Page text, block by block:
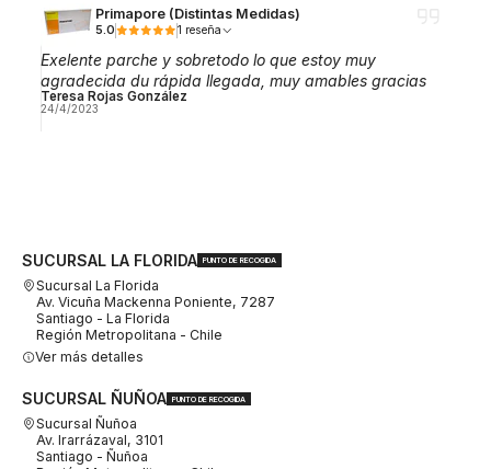
Primapore (Distintas Medidas)
5.0 1 reseña
Exelente parche y sobretodo lo que estoy muy
agradecida du rápida llegada, muy amables gracias
Teresa Rojas González
24/4/2023
SUCURSAL LA FLORIDA PUNTO DE RECOGIDA
Sucursal La Florida
Av. Vicuña Mackenna Poniente, 7287
Santiago - La Florida
Región Metropolitana - Chile
Ver más detalles
SUCURSAL ÑUÑOA PUNTO DE RECOGIDA
Sucursal Ñuñoa
Av. Irarrázaval, 3101
Santiago - Ñuñoa